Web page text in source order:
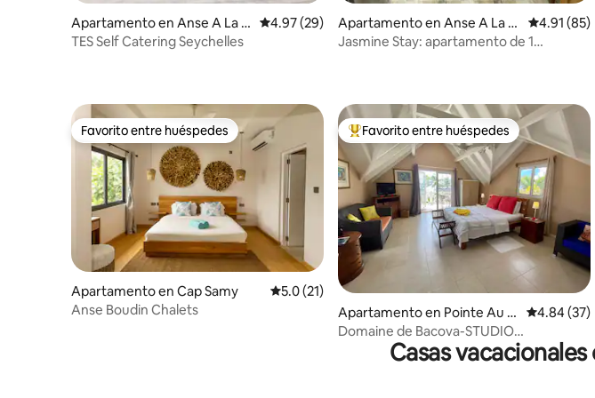
Apartamento en Anse A La M
ouche
Calificación promedio: 4.97 de 5, 29 reseñas
4.97 (29)
TES Self Catering Seychelles
Apartamento en Anse A La M
ouche
4.91 (85)
Jasmine Stay: apartamento de 1
Favorito entre huéspedes
Favorito entre huéspedes
Apartamento en Cap Samy Calificación promedio: 5.0 de 5, 21 reseñas
5.0 (21)
Anse Boudin Chalets
Favorito entre huéspedes preferido
Favorito entre huéspedes
Apartamento en Pointe Au S
el
4.84 (37)
Domaine de Bacova-STUDIO
FIRSTFLOORCasas